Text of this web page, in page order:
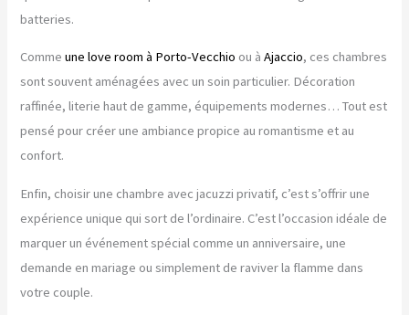
batteries.
Comme une love room à Porto-Vecchio ou àAjaccio, ces chambres
sont souvent aménagées avec un soin particulier. Décoration
raffinée, literie haut de gamme, équipements modernes… Tout est
pensé pour créer une ambiance propice au romantisme et au
confort.
Enfin, choisir une chambre avec jacuzzi privatif, c’est s’offrir une
expérience unique qui sort de l’ordinaire. C’est l’occasion idéale de
marquer un événement spécial comme un anniversaire, une
demande en mariage ou simplement de raviver la flamme dans
votre couple.